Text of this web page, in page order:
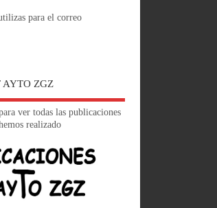
para el correo
AYTO ZGZ
ver todas las publicaciones
realizado